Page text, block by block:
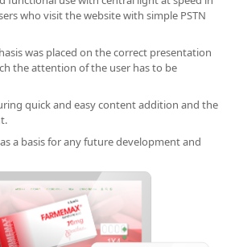
who visit the website with simple PSTN
was placed on the correct presentation
the attention of the user has to be
quick and easy content addition and the
a basis for any future development and